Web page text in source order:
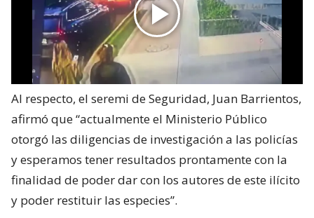
Al respecto, el seremi de Seguridad, Juan Barrientos,
afirmó que “actualmente el Ministerio Público
otorgó las diligencias de investigación a las policías
y esperamos tener resultados prontamente con la
finalidad de poder dar con los autores de este ilícito
y poder restituir las especies”.